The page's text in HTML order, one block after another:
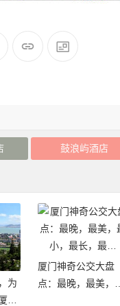
鼓浪屿酒店
为
大
厦门神奇公交大盘
点：最晚，最美，最